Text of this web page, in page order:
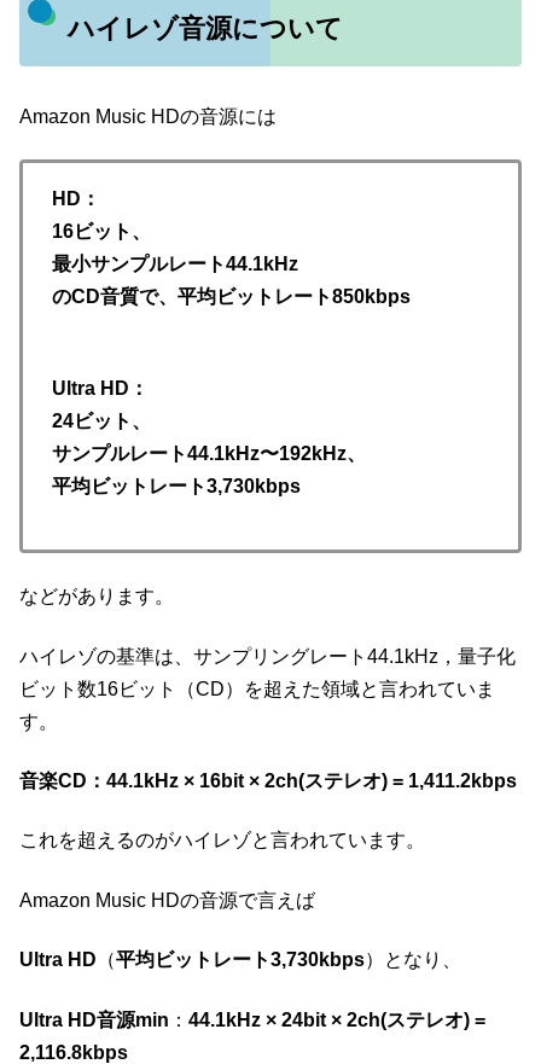
ハイレゾ音源について
Amazon Music HDの音源には
HD：
16ビット、
最小サンプルレート44.1kHz
のCD音質で、平均ビットレート850kbps
Ultra HD：
24ビット、
サンプルレート44.1kHz〜192kHz、
平均ビットレート3,730kbps
などがあります。
ハイレゾの基準は、サンプリングレート44.1kHz，量子化
ビット数16ビット（CD）を超えた領域と言われていま
す。
音楽CD：44.1kHz × 16bit × 2ch(ステレオ) = 1,411.2kbps
これを超えるのがハイレゾと言われています。
Amazon Music HDの音源で言えば
Ultra HD （平均ビットレート3,730kbps）となり、
Ultra HD音源min ： 44.1kHz × 24bit × 2ch(ステレオ) =
2,116.8kbps